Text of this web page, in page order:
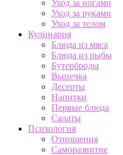
Уход за ногами
Уход за руками
Уход за телом
Кулинария
Блюда из мяса
Блюда из рыбы
Бутерброды
Выпечка
Десерты
Напитки
Первые блюда
Салаты
Психология
Отношения
Саморазвитие